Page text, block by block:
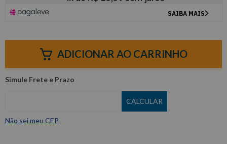
ADICIONAR AO CARRINHO
Não sei meu CEP